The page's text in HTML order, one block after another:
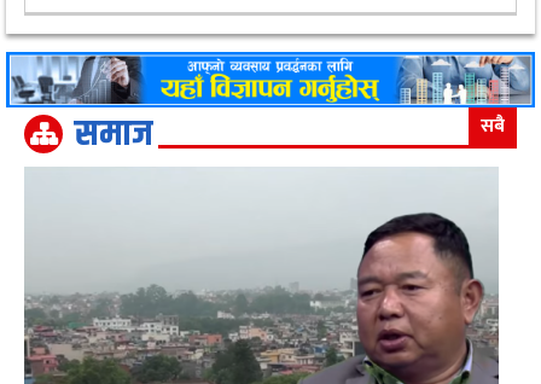
समाज सबै